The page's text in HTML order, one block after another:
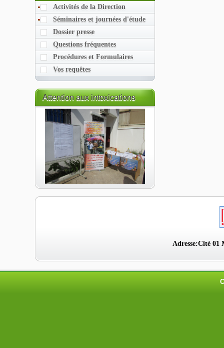
Activités de la Direction
Séminaires et journées d'étude
Dossier presse
Questions fréquentes
Procédures et Formulaires
Vos requêtes
Attentionaux intoxications
alimentaires
Adresse:Cité